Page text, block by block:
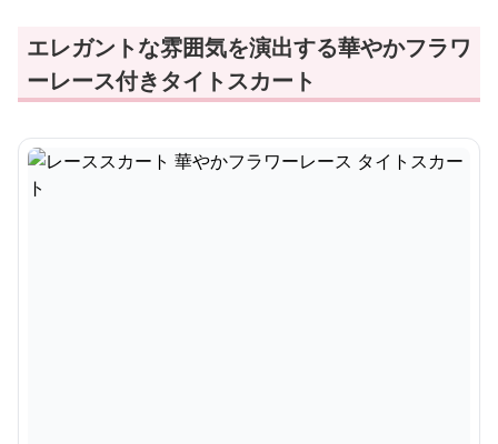
エレガントな雰囲気を演出する華やかフラワ
ーレース付きタイトスカート